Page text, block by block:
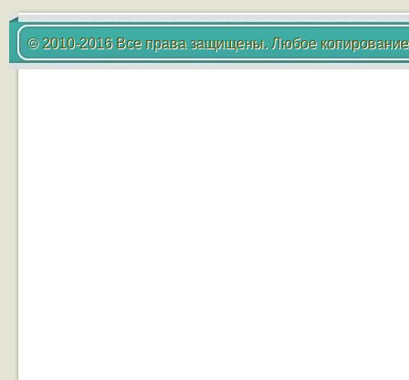
© 2010-2016 Все права защищены. Любое